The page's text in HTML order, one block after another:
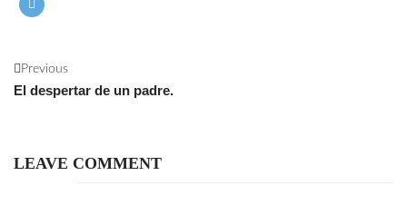
Previous
El despertar de un padre.
LEAVE COMMENT